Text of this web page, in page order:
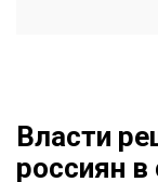
Власти
россиян